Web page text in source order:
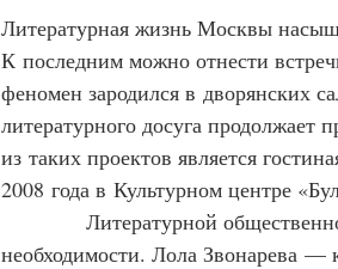
Литературная жизнь Москвы
К последним можно отнести
феномен зародился в дворянских
литературного досуга
из таких проектов является
2008 года в Культурном центре
Литературной
необходимости. Лола Звонарева —